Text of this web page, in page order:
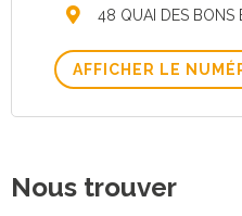
48 QUAI DES BONS
AFFICHER LE
Nous trouver